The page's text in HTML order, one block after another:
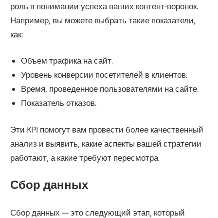
роль в понимании успеха ваших контент-воронок.
Например, вы можете выбрать такие показатели,
как:
Объем трафика на сайт.
Уровень конверсии посетителей в клиентов.
Время, проведенное пользователями на сайте.
Показатель отказов.
Эти KPI помогут вам провести более качественный
анализ и выявить, какие аспекты вашей стратегии
работают, а какие требуют пересмотра.
Сбор данных
Сбор данных — это следующий этап, который